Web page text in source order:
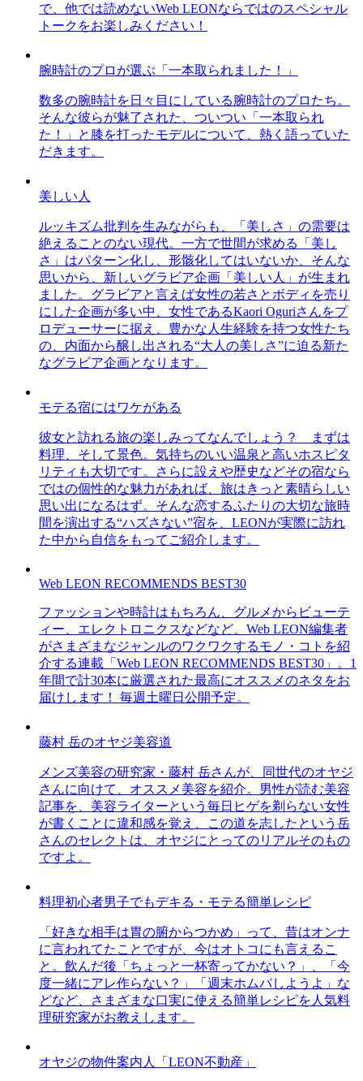
で、他では読めないWeb LEONならではのスペシャル
トークをお楽しみください！
腕時計のプロが選ぶ「一本取られました！」
数多の腕時計を日々目にしている腕時計のプロたち。
そんな彼らが魅了された、ついつい「一本取られ
た！」と膝を打ったモデルについて、熱く語っていた
だきます。
美しい人
ルッキズム批判を生みながらも、「美しさ」の需要は
絶えることのない現代。一方で世間が求める「美し
さ」はパターン化し、形骸化してはいないか、そんな
思いから、新しいグラビア企画「美しい人」が生まれ
ました。グラビアと言えば女性の若さとボディを売り
にした企画が多い中、女性であるKaori Oguriさんをプ
ロデューサーに据え、豊かな人生経験を持つ女性たち
の、内面から醸し出される“大人の美しさ”に迫る新た
なグラビア企画となります。
モテる宿にはワケがある
彼女と訪れる旅の楽しみってなんでしょう？ まずは
料理、そして景色。気持ちのいい温泉と高いホスピタ
リティも大切です。さらに設えや歴史などその宿なら
ではの個性的な魅力があれば、旅はきっと素晴らしい
思い出になるはず。そんな恋するふたりの大切な旅時
間を演出する“ハズさない”宿を、LEONが実際に訪れ
た中から自信をもってご紹介します。
Web LEON RECOMMENDS BEST30
ファッションや時計はもちろん、グルメからビューテ
ィー、エレクトロニクスなどなど、Web LEON編集者
がさまざまなジャンルのワクワクするモノ・コトを紹
介する連載「Web LEON RECOMMENDS BEST30」。1
年間で計30本に厳選された最高にオススメのネタをお
届けします！ 毎週土曜日公開予定。
藤村 岳のオヤジ美容道
メンズ美容の研究家・藤村 岳さんが、同世代のオヤジ
さんに向けて、オススメ美容を紹介。男性が読む美容
記事を、美容ライターという毎日ヒゲを剃らない女性
が書くことに違和感を覚え、この道を志したという岳
さんのセレクトは、オヤジにとってのリアルそのもの
ですよ。
料理初心者男子でもデキる・モテる簡単レシピ
「好きな相手は胃の腑からつかめ」って、昔はオンナ
に言われてたことですが、今はオトコにも言えるこ
と。飲んだ後「ちょっと一杯寄ってかない？」、「今
度一緒にアレ作らない？」「週末ホムパしようよ」な
どなど、さまざまな口実に使える簡単レシピを人気料
理研究家がお教えします。
オヤジの物件案内人「LEON不動産」